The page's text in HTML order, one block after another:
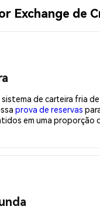
Exchange de
sistema de carteira fria
prova de reservas
em uma proporção